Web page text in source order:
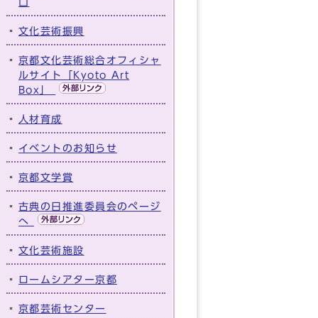
文化芸術振興
京都文化芸術総合オフィシャ
ルサイト「Kyoto Art
Box」
人材育成
イベントのお知らせ
京都文学賞
古典の日推進委員会のページ
へ
文化芸術施設
ロームシアター京都
京都芸術センター